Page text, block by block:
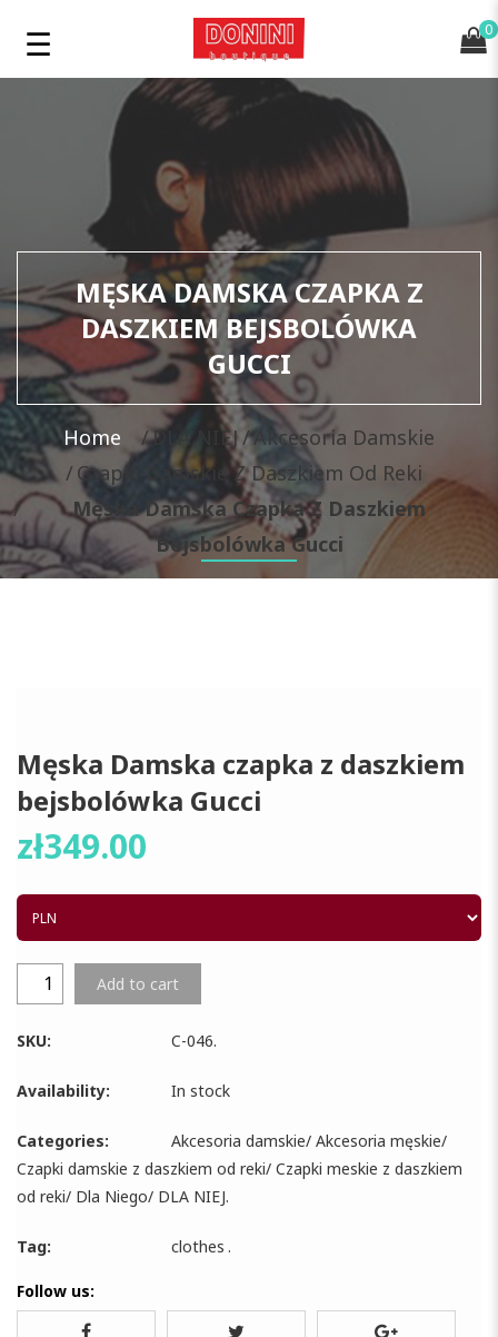
0
MĘSKA DAMSKA CZAPKA Z
DASZKIEM BEJSBOLÓWKA
GUCCI
Home DLA NIEJ Akcesoria Damskie
Czapki Damskie Z Daszkiem Od Reki
Męska Damska Czapka Z Daszkiem
Bejsbolówka Gucci
Męska Damska czapka z daszkiem
bejsbolówka Gucci
zł349.00
Add to cart
SKU: C-046.
Availability: In stock
Categories: Akcesoria damskie/ Akcesoria męskie/
Czapki damskie z daszkiem od reki/ Czapki meskie z daszkiem
od reki/ Dla Niego/ DLA NIEJ.
Tag: clothes .
Follow us: